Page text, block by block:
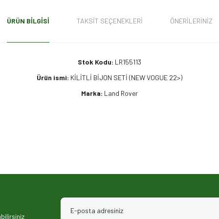
ÜRÜN BILGISI TAKSIT SEÇENEKLERI ÖNERILERINIZ
Stok Kodu: LR155113
Ürün ismi: KİLİTLİ BİJON SETİ (NEW VOGUE 22>)
Marka: Land Rover